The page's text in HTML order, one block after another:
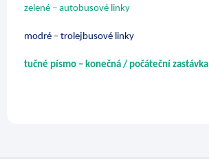
zelené – autobusové linky
modré – trolejbusové linky
tučné písmo – konečná / počáteční zastávka